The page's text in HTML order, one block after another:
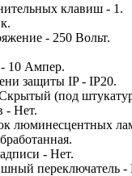
клавиш - 1.
- 250 Вольт.
10 Ампер.
защиты IP - IP20.
(под
- Нет.
люминесцентных
- Нет.
переключатель -